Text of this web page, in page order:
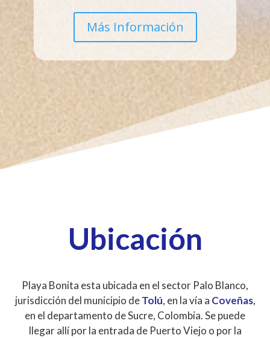
Más Información
Ubicación
Playa Bonita esta ubicada en el sector Palo Blanco,
jurisdicción del municipio deTolú, en la vía a Coveñas,
en el departamento de Sucre, Colombia. Se puede
llegar allí por la entrada de Puerto Viejo o por la